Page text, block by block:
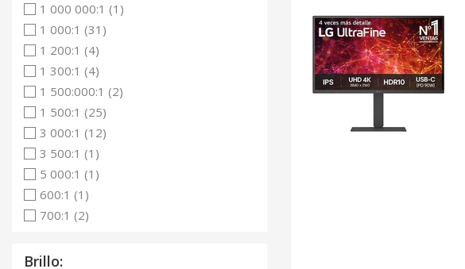
1 000 000:1 (1)
1 000:1 (31)
1 200:1 (4)
1 300:1 (4)
1 500:000:1 (2)
1 500:1 (25)
3 000:1 (12)
3 500:1 (1)
5 000:1 (1)
600:1 (1)
700:1 (2)
Brillo: